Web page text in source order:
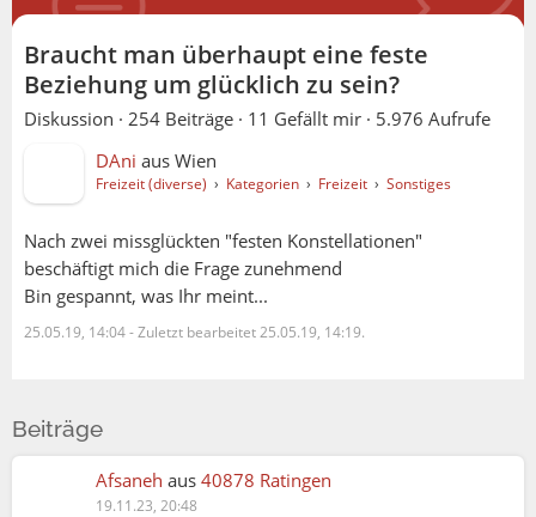
Braucht man überhaupt eine feste
Beziehung um glücklich zu sein?
Diskussion · 254 Beiträge · 11 Gefällt mir · 5.976 Aufrufe
DAni aus Wien
Freizeit (diverse) › Kategorien › Freizeit › Sonstiges
Nach zwei missglückten "festen Konstellationen"
beschäftigt mich die Frage zunehmend
Bin gespannt, was Ihr meint...
25.05.19, 14:04-Zuletzt bearbeitet 25.05.19, 14:19.
Beiträge
Afsaneh aus 40878 Ratingen
19.11.23, 20:48